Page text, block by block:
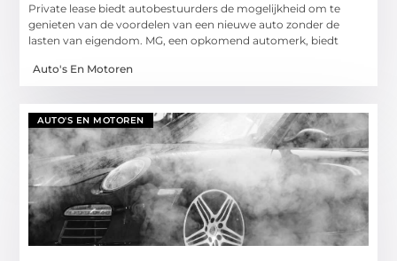
Private lease biedt autobestuurders de mogelijkheid om te
genieten van de voordelen van een nieuwe auto zonder de
lasten van eigendom. MG, een opkomend automerk, biedt
Auto's En Motoren
AUTO'S EN MOTOREN